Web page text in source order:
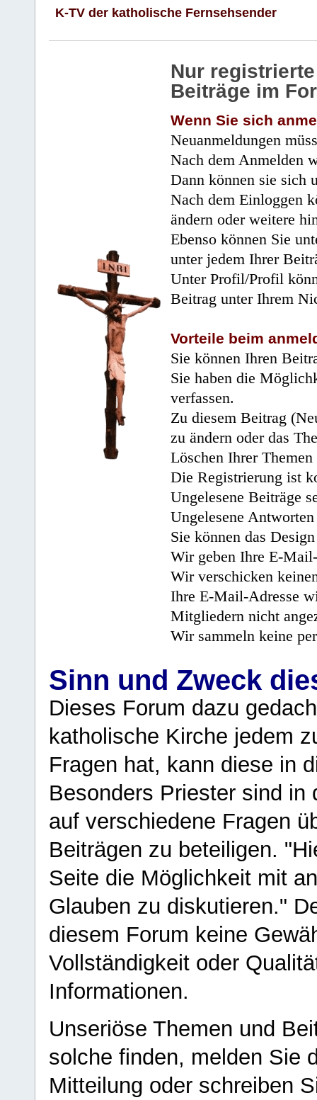
K-TV der katholische Fernsehsender
Nur
Beiträge im
Wenn Sie sich
Neuanmeldungen
Nach dem Anmelden
Dann können sie sich
Nach dem Einloggen
ändern oder weitere
Ebenso können Sie
unter jedem Ihrer
Unter Profil/Profil
Beitrag unter Ihrem
Vorteile beim
Sie können Ihren
Sie haben die
verfassen.
Zu diesem Beitrag
zu ändern oder das
Löschen Ihrer
Die Registrierung ist
Ungelesene Beiträge
Ungelesene
Sie können das
Wir geben Ihre E-
Wir verschicken
Ihre E-Mail-Adresse
Mitgliedern nicht
Wir sammeln keine
Sinn und Zweck
Dieses Forum dazu
katholische Kirche jedem
Fragen hat, kann diese in
Besonders Priester sind in
auf verschiedene Fragen
Beiträgen zu beteiligen.
Seite die Möglichkeit mit
Glauben zu diskutieren."
diesem Forum keine
Vollständigkeit oder
Informationen.
Unseriöse Themen und
solche finden, melden Sie
Mitteilung oder schreiben